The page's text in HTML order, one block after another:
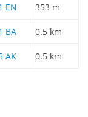
EN 353 m
BA 0.5 km
AK 0.5 km